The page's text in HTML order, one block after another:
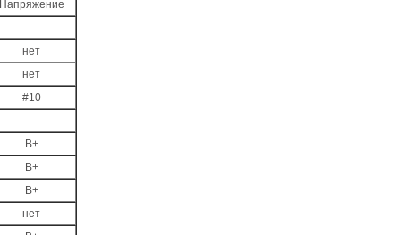
Напряжение
нет
нет
#10
B+
B+
B+
нет